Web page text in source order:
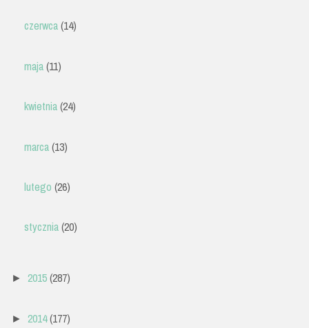
czerwca(14)
maja(11)
kwietnia(24)
marca(13)
lutego (26)
stycznia(20)
► 2015(287)
► 2014(177)